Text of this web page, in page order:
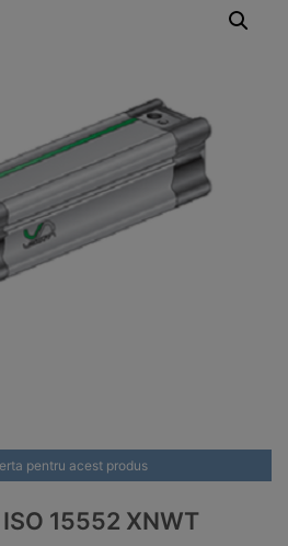
pentru acest produs
15552 XNWT